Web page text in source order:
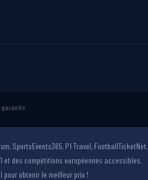
garantis
SportsEvents365, P1 Travel, FootballTicketNet.
et des compétitions européennes accessibles.
obtenir le meilleur prix !